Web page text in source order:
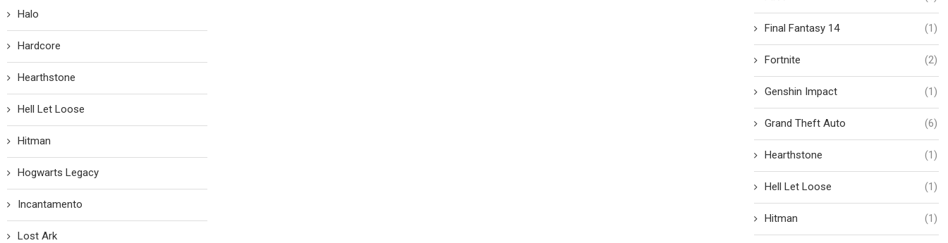
Final Fantasy 14 (1)
Fortnite (2)
Genshin Impact (1)
Grand Theft Auto (6)
Hearthstone (1)
Hell Let Loose (1)
Hitman (1)
Halo
Hardcore
Hearthstone
Hell Let Loose
Hitman
Hogwarts Legacy
Incantamento
Lost Ark